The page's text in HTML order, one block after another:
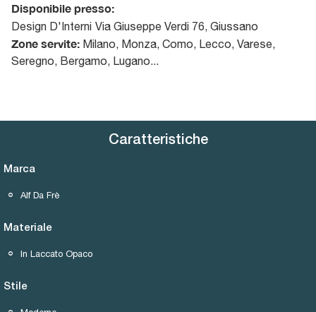
Disponibile presso:
Design D'Interni Via Giuseppe Verdi 76, Giussano
Zone servite: Milano, Monza, Como, Lecco, Varese,
Seregno, Bergamo, Lugano...
Caratteristiche
Marca
Alf Da Frè
Materiale
In Laccato Opaco
Stile